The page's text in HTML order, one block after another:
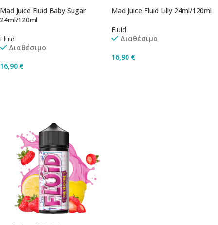
Mad Juice Fluid Baby Sugar
24ml/120ml
Fluid
Διαθέσιμο
16,90 €
Mad Juice Fluid Lilly 24ml/120ml
Fluid
Διαθέσιμο
16,90 €